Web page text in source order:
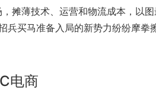
摊薄技术、运营和物流成本，以
兵买马准备入局的新势力纷纷摩拳
电商